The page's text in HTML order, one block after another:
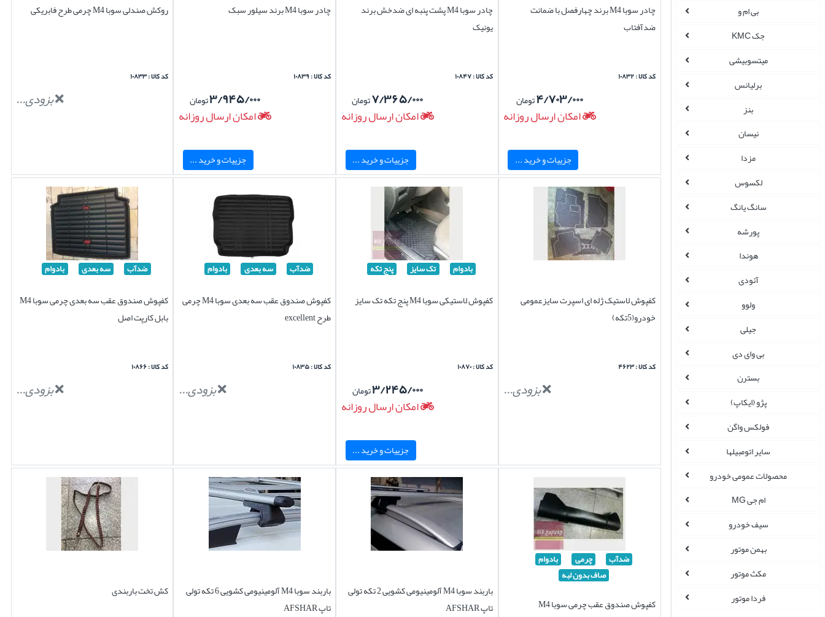
بی ام و
جک KMC
میتسوبیشی
برلیانس
بنز
نیسان
مزدا
لکسوس
سانگ یانگ
پورشه
هوندا
آئودی
ولوو
جیلی
بی وای دی
بسترن
پژو (ایکاپ)
فولکس واگن
سایر اتومبیلها
محصولات عمومی خودرو
ام جی MG
سیف خودرو
بهمن موتور
مکث موتور
فردا موتور
چادر سوبا M4 برند چهارفصل با ضمانت
ضدآفتاب
کد کالا : ۱۰۸۳۲
۴/۷۰۳/۰۰۰تومان
امکان ارسال روزانه
جزییات و خرید ...
چادر سوبا M4 پشت پنبه ای ضدخش برند
یونیک
کد کالا : ۱۰۸۴۷
۷/۳۶۵/۰۰۰تومان
امکان ارسال روزانه
جزییات و خرید ...
چادر سوبا M4 برند سیلور سبک
کد کالا : ۱۰۸۳۹
۳/۹۴۵/۰۰۰تومان
امکان ارسال روزانه
جزییات و خرید ...
روکش صندلی سوبا M4 چرمی طرح فابریکی
کد کالا : ۱۰۸۳۳
بزودی...
کفپوش لاستیک ژله ای اسپرت سایزعمومی
خودرو(5تکه)
کد کالا : ۴۶۲۳
بزودی...
بادوام تک سایز پنج تکه
کفپوش لاستیکی سوبا M4 پنج تکه تک سایز
کد کالا : ۱۰۸۷۰
۳/۲۴۵/۰۰۰تومان
امکان ارسال روزانه
جزییات و خرید ...
ضدآب سه بعدی بادوام
کفپوش صندوق عقب سه بعدی سوبا M4 چرمی
طرح excellent
کد کالا : ۱۰۸۳۵
بزودی...
ضدآب سه بعدی بادوام
کفپوش صندوق عقب سه بعدی چرمی سوبا M4
بابل کارپت اصل
کد کالا : ۱۰۸۶۶
بزودی...
ضدآب چرمی
بادوام
صاف بدون لبه
کفپوش صندوق عقب چرمی سوبا M4
باربند سوبا M4 آلومینیومی کشویی 2 تکه تولی
تاپ AFSHAR
باربند سوبا M4 آلومینیومی کشویی 6 تکه تولی
تاپ AFSHAR
کش تخت باربندی